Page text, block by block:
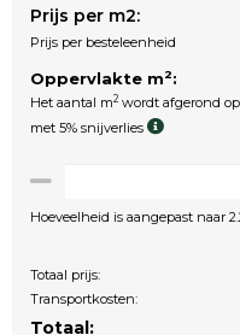
Prijs per m2:
Prijs per besteleenheid
Oppervlakte m2:
Het aantal m2 wordt afgerond
met 5% snijverlies
Hoeveelheid is aangepast naar
Totaal prijs:
Transportkosten:
Totaal: